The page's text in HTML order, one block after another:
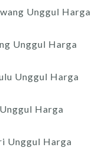
Unggul Harga
Unggul Harga
Unggul Harga
Harga
Unggul Harga